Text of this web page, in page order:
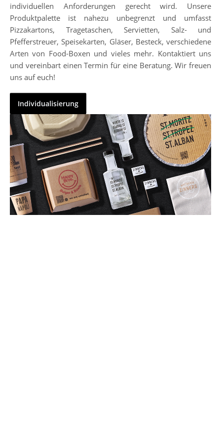
individuellen Anforderungen gerecht wird. Unsere
Produktpalette ist nahezu unbegrenzt und umfasst
Pizzakartons, Tragetaschen, Servietten, Salz- und
Pfefferstreuer, Speisekarten, Gläser, Besteck, verschiedene
Arten von Food-Boxen und vieles mehr. Kontaktiert uns
und vereinbart einen Termin für eine Beratung. Wir freuen
uns auf euch!
Individualisierung